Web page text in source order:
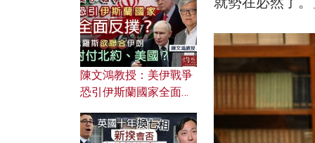
應用？
陳文鴻教授：美伊戰爭
恐引伊斯蘭國家全面反
對付北約美國？